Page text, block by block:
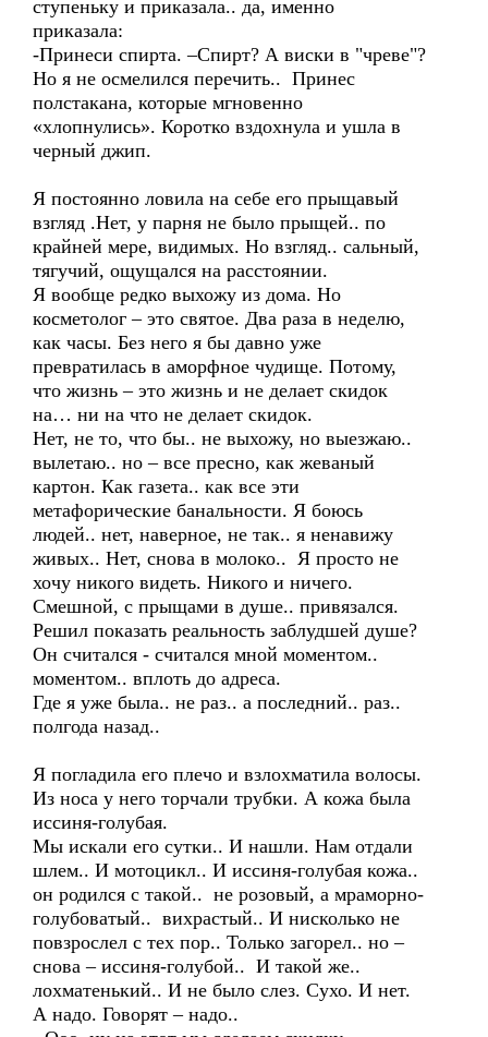
ступеньку и приказала.. да, именно
приказала:
-Принеси спирта. –Спирт? А виски в "чреве"?
Но я не осмелился перечить.. Принес
полстакана, которые мгновенно
«хлопнулись». Коротко вздохнула и ушла в
черный джип.
Я постоянно ловила на себе его прыщавый
взгляд .Нет, у парня не было прыщей.. по
крайней мере, видимых. Но взгляд.. сальный,
тягучий, ощущался на расстоянии.
Я вообще редко выхожу из дома. Но
косметолог – это святое. Два раза в неделю,
как часы. Без него я бы давно уже
превратилась в аморфное чудище. Потому,
что жизнь – это жизнь и не делает скидок
на… ни на что не делает скидок.
Нет, не то, что бы.. не выхожу, но выезжаю..
вылетаю.. но – все пресно, как жеваный
картон. Как газета.. как все эти
метафорические банальности. Я боюсь
людей.. нет, наверное, не так.. я ненавижу
живых.. Нет, снова в молоко.. Я просто не
хочу никого видеть. Никого и ничего.
Смешной, с прыщами в душе.. привязался.
Решил показать реальность заблудшей душе?
Он считался - считался мной моментом..
моментом.. вплоть до адреса.
Где я уже была.. не раз.. а последний.. раз..
полгода назад..
Я погладила его плечо и взлохматила волосы.
Из носа у него торчали трубки. А кожа была
иссиня-голубая.
Мы искали его сутки.. И нашли. Нам отдали
шлем.. И мотоцикл.. И иссиня-голубая кожа..
он родился с такой.. не розовый, а мраморно-
голубоватый.. вихрастый.. И нисколько не
повзрослел с тех пор.. Только загорел.. но –
снова – иссиня-голубой.. И такой же..
лохматенький.. И не было слез. Сухо. И нет.
А надо. Говорят – надо..